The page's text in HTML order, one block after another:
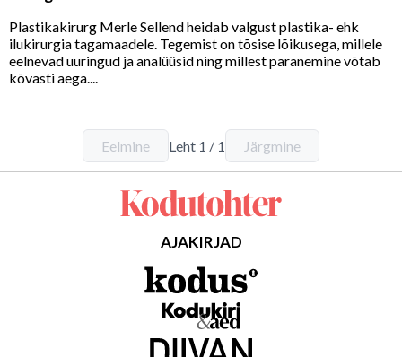
Plastikakirurg Merle Sellend heidab valgust plastika- ehk
ilukirurgia tagamaadele. Tegemist on tõsise lõikusega, millele
eelnevad uuringud ja analüüsid ning millest paranemine võtab
kõvasti aega....
Eelmine Leht 1 / 1 Järgmine
AJAKIRJAD